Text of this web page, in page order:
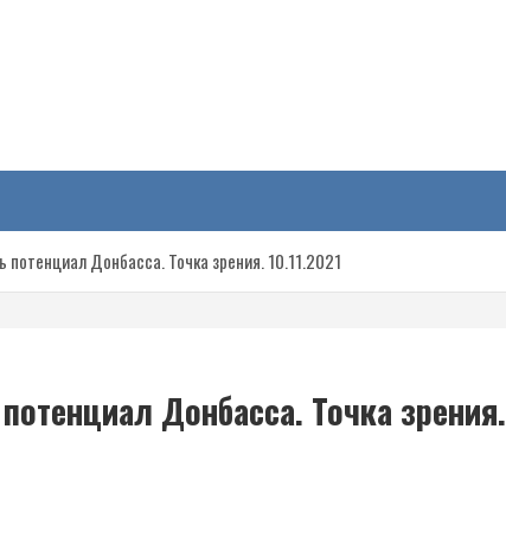
Донбасса. Точка зрения. 10.11.2021
Донбасса. Точка зрения.